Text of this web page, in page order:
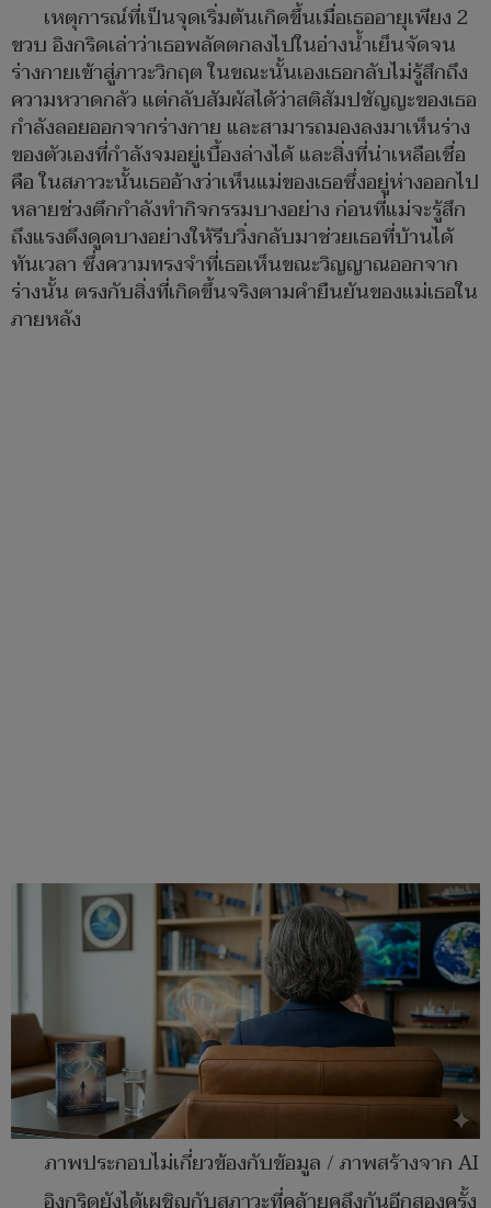
เหตุการณ์ที่เป็นจุดเริ่มต้นเกิดขึ้นเมื่อเธออายุเพียง 2
ขวบ อิงกริดเล่าว่าเธอพลัดตกลงไปในอ่างน้ำเย็นจัดจน
ร่างกายเข้าสู่ภาวะวิกฤต ในขณะนั้นเองเธอกลับไม่รู้สึกถึง
ความหวาดกลัว แต่กลับสัมผัสได้ว่าสติสัมปชัญญะของเธอ
กำลังลอยออกจากร่างกาย และสามารถมองลงมาเห็นร่าง
ของตัวเองที่กำลังจมอยู่เบื้องล่างได้ และสิ่งที่น่าเหลือเชื่อ
คือ ในสภาวะนั้นเธออ้างว่าเห็นแม่ของเธอซึ่งอยู่ห่างออกไป
หลายช่วงตึกกำลังทำกิจกรรมบางอย่าง ก่อนที่แม่จะรู้สึก
ถึงแรงดึงดูดบางอย่างให้รีบวิ่งกลับมาช่วยเธอที่บ้านได้
ทันเวลา ซึ่งความทรงจำที่เธอเห็นขณะวิญญาณออกจาก
ร่างนั้น ตรงกับสิ่งที่เกิดขึ้นจริงตามคำยืนยันของแม่เธอใน
ภายหลัง
ภาพประกอบไม่เกี่ยวข้องกับข้อมูล / ภาพสร้างจาก AI